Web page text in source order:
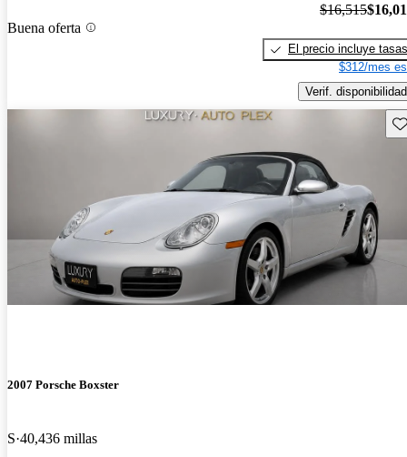
Buena oferta
$16,515
El precio incluye tasas
$312/mes
Verif. disponibilidad
2007 Porsche Boxster
S 40,436 millas